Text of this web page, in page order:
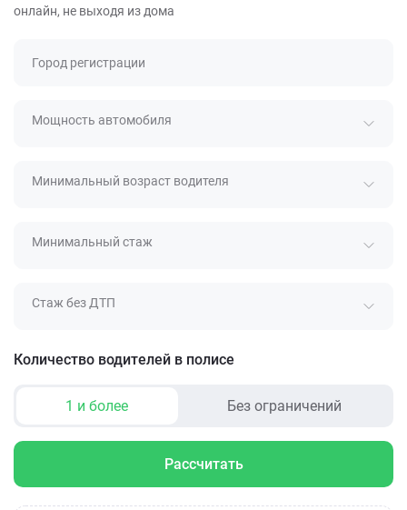
онлайн, не выходя из дома
Город регистрации
Мощность автомобиля
Минимальный возраст водителя
Минимальный стаж
Стаж без ДТП
Количество водителей в полисе
1 и более Без ограничений
Рассчитать